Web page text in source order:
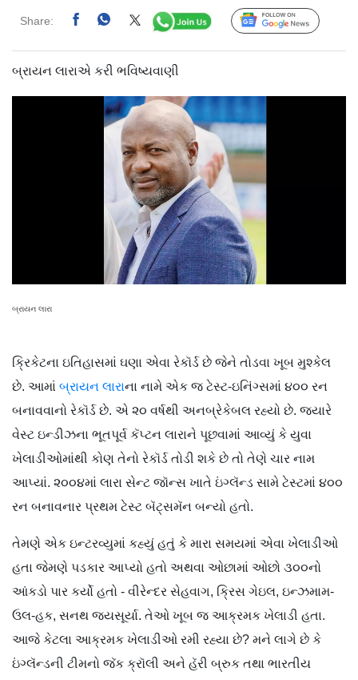
Share: Follow Us
બ્રાયન લારાએ કરી ભવિષ્યવાણી
બ્રાયન લારા
ક્રિકેટના ઇતિહાસમાં ઘણા એવા રેકૉર્ડ છે જેને તોડવા ખૂબ મુશ્કેલ
છે. આમાં બ્રાયન લારાના નામે એક જ ટેસ્ટ-ઇનિંગ્સમાં ૪૦૦ રન
બનાવવાનો રેકૉર્ડ છે. એ ૨૦ વર્ષથી અનબ્રેકેબલ રહ્યો છે. જ્યારે
વેસ્ટ ઇન્ડીઝના ભૂતપૂર્વ કૅપ્ટન લારાને પૂછવામાં આવ્યું કે યુવા
ખેલાડીઓમાંથી કોણ તેનો રેકૉર્ડ તોડી શકે છે તો તેણે ચાર નામ
આપ્યાં. ૨૦૦૪માં લારા સેન્ટ જૉન્સ ખાતે ઇંગ્લૅન્ડ સામે ટેસ્ટમાં ૪૦૦
રન બનાવનાર પ્રથમ ટેસ્ટ બૅટ્સમૅન બન્યો હતો.
તેમણે એક ઇન્ટરવ્યુમાં કહ્યું હતું કે મારા સમયમાં એવા ખેલાડીઓ
હતા જેમણે પડકાર આપ્યો હતો અથવા ઓછામાં ઓછો ૩૦૦નો
આંકડો પાર કર્યો હતો - વીરેન્દર સેહવાગ, ક્રિસ ગેઇલ, ઇન્ઝમામ-
ઉલ-હક, સનથ જયસૂર્યા. તેઓ ખૂબ જ આક્રમક ખેલાડી હતા.
આજે કેટલા આક્રમક ખેલાડીઓ રમી રહ્યા છે? મને લાગે છે કે
ઇંગ્લૅન્ડની ટીમનો જૅક ક્રૉલી અને હૅરી બ્રુક તથા ભારતીય